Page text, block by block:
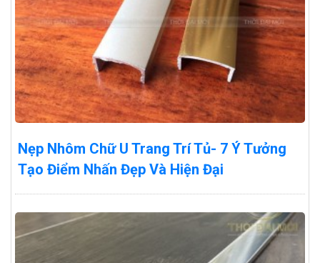
Nẹp Nhôm Chữ U Trang Trí Tủ- 7 Ý Tưởng
Tạo Điểm Nhấn Đẹp Và Hiện Đại